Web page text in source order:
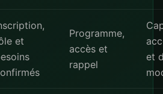
et
Programme,
accès et
rappel
et